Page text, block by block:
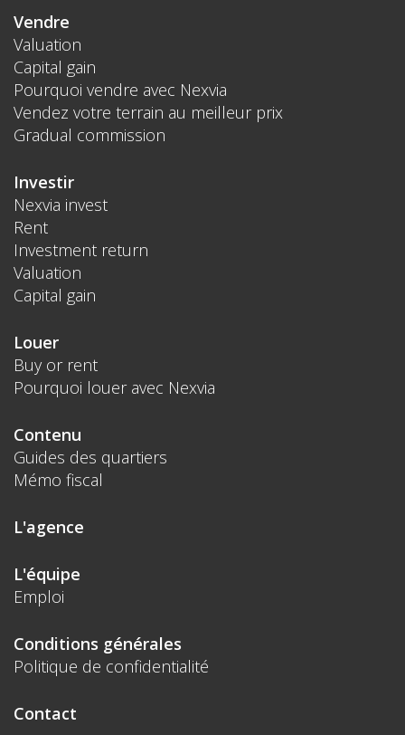
Vendre
Valuation
Capital gain
Pourquoi vendre avec Nexvia
Vendez votre terrain au meilleur prix
Gradual commission
Investir
Nexvia invest
Rent
Investment return
Valuation
Capital gain
Louer
Buy or rent
Pourquoi louer avec Nexvia
Contenu
Guides des quartiers
Mémo fiscal
L'agence
L'équipe
Emploi
Conditions générales
Politique de confidentialité
Contact